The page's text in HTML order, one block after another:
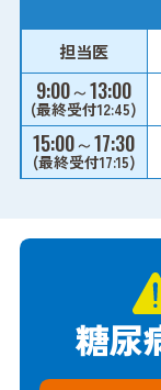
担当医
9:00～13:00
(最終受付12:45)
15:00～17:30
(最終受付17:15)
糖尿